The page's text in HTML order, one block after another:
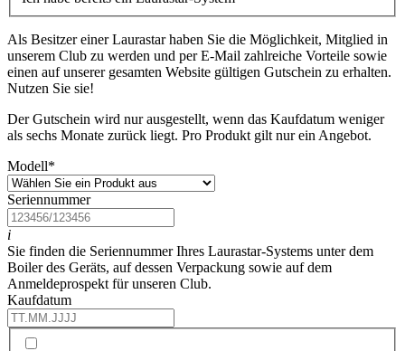
Als Besitzer einer Laurastar haben Sie die Möglichkeit, Mitglied in
unserem Club zu werden und per E-Mail zahlreiche Vorteile sowie
einen auf unserer gesamten Website gültigen Gutschein zu erhalten.
Nutzen Sie sie!
Der Gutschein wird nur ausgestellt, wenn das Kaufdatum weniger
als sechs Monate zurück liegt. Pro Produkt gilt nur ein Angebot.
Modell*
Seriennummer
i
Sie finden die Seriennummer Ihres Laurastar-Systems unter dem
Boiler des Geräts, auf dessen Verpackung sowie auf dem
Anmeldeprospekt für unseren Club.
Kaufdatum